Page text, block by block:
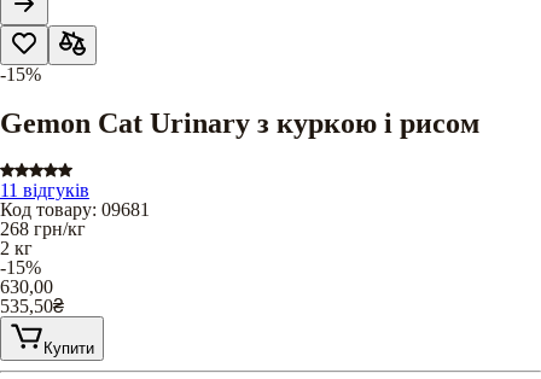
-15%
Gemon Cat Urinary з куркою і рисом
11 відгуків
Код товару: 09681
268 грн/кг
2 кг
-15%
630,00
535,50₴
Купити